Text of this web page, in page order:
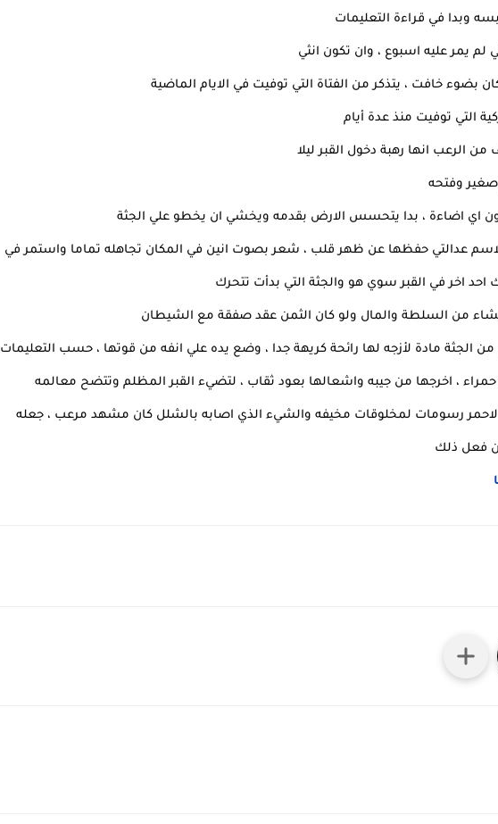
وبدا في قراءة التعليمات
يمر عليه اسبوع ، وان تكون انثي
خافت ، يتذكر من الفتاة التي توفيت في الايام الماضية
التي توفيت منذ عدة أيام
الرعب انها رهبة دخول القبر ليلا
صغير وفتحه
اي اضاءة ، بدا يتحسس الارض بقدمه ويخشي ان يخطو علي الجثة
عدالتي حفظها عن ظهر قلب ، شعر بصوت انين في المكان تجاهله تماما واستمر في
احد اخر في القبر سوي هو والجثة التي بدأت تتحرك
من السلطة والمال ولو كان الثمن عقد صفقة مع الشيطان
الجثة مادة لأزجه لها رائحة كريهة جدا ، وضع يده علي انفه من قوتها ، حسب التعليمات
، اخرجها من جيبه واشعالها بعود ثقاب ، لتضيء القبر المظلم وتتضح معالمه
الاحمر رسومات لمخلوقات مخيفه والشيء الذي اصابه بالشلل كان مشهد مرعب ، جعله
فعل ذلك